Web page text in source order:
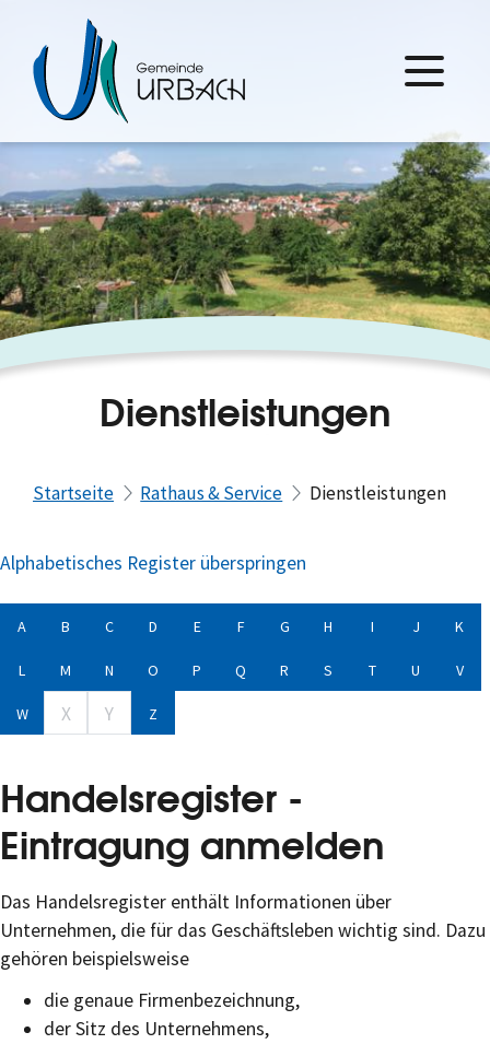
Dienstleistungen
Startseite Rathaus & Service Dienstleistungen
Alphabetisches Register überspringen
A B C D E F G H I J K
L M N O P Q R S T U V
W X Y Z
Handelsregister -
Eintragung anmelden
Das Handelsregister enthält Informationen über
Unternehmen, die für das Geschäftsleben wichtig sind. Dazu
gehören beispielsweise
die genaue Firmenbezeichnung,
der Sitz des Unternehmens,